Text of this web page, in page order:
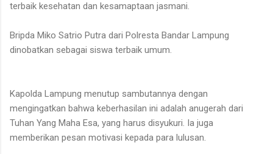
terbaik kesehatan dan kesamaptaan jasmani.
Bripda Miko Satrio Putra dari Polresta Bandar Lampung
dinobatkan sebagai siswa terbaik umum.
Kapolda Lampung menutup sambutannya dengan
mengingatkan bahwa keberhasilan ini adalah anugerah dari
Tuhan Yang Maha Esa, yang harus disyukuri. Ia juga
memberikan pesan motivasi kepada para lulusan.